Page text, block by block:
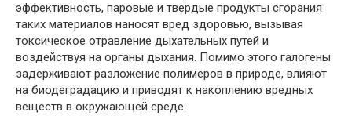
эффективность, паровые и твердые продукты сгорания
таких материалов наносят вред здоровью, вызывая
токсическое отравление дыхательных путей и
воздействуя на органы дыхания. Помимо этого галогены
задерживают разложение полимеров в природе, влияют
на биодеградацию и приводят к накоплению вредных
веществ в окружающей среде.